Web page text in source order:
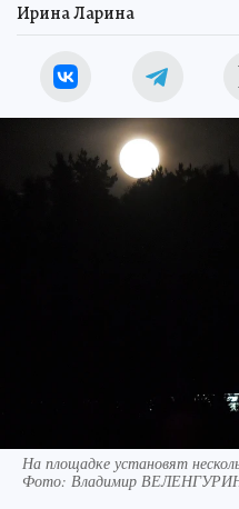
Ирина Ларина
На площадке установят
Фото: Владимир